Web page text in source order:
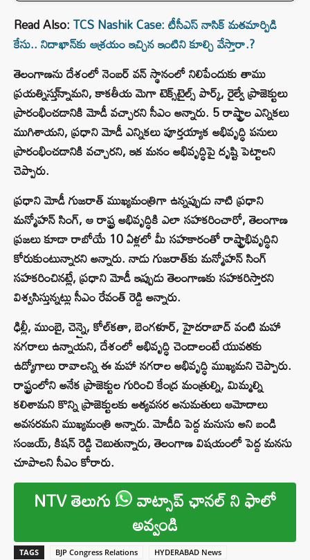
Read Also:TCS Nashik Case: టీసీఎస్ నాసిక్ మతమార్పిడి
కేసు.. నిదాఖాన్‌కు ఆశ్రయం ఇచ్చిన ఇంటిని కూల్చి వేస్తారా.?
తెలంగాణను దేశంలో నెంబర్ వన్ స్థానంలో నిలిపేందుకు తాము
ప్రయత్నిస్తు్న్నామని, కాకతీయ మెగా టెక్స్‌టైల్స్ పార్క్, రైల్వే ప్రాజెక్టులు
ప్రారంభించడానికి మోడీ వచ్చారని సీఎం అన్నారు. 5 రాష్ట్రాల ఎన్నికలు
ముగిశాయని, ప్రధాని మోడీ ఎన్నికలు పూర్తయ్యాక అభివృద్ధి పనులు
ప్రారంభించడానికి వచ్చారని, ఇక మనం అభివృద్ధిపై దృష్టి పెట్టాలని
చెప్పారు.
ప్రధాని మోడీ గుజరాత్ ముఖ్యమంత్రిగా ఉన్నప్పుడు నాటి ప్రధాని
మన్మోహన్ సింగ్, ఆ రాష్ట్ర అభివృద్ధికి ఎలా సహకరించారో, తెలంగాణ
ప్రజలు కూడా రాబోయే 10 ఏళ్లలో మీ సహకారంతో రాష్ట్రాభివృద్ధిని
కోరుకుంటున్నారని అన్నారు. నాడు గుజరాత్‌కు మన్మోహన్ సింగ్
సహకరించినట్లే, ప్రధాని మోడీ ఇప్పుడు తెలంగాణకు సహకరిస్తారని
విశ్వసిస్తున్నట్లు సీఎం రేవంత్ రెడ్డి అన్నారు.
ఢిల్లీ, ముంబై, చెన్నై, కోల్‌కతా, బెంగళూర్, హైదరాబాద్ వంటి మహా
నగరాలు ఉన్నాయని, దేశంలో అభివృద్ధి చెందాలంటే యువతకు
ఉద్యోగాలు రావాలన్ని ఈ మహా నగరాల అభివృద్ధి ముఖ్యమని చెప్పారు.
రాష్ట్రంలోని అనేక ప్రాజెక్టుల గురించి కేంద్ర మంత్రుల్ని, మిమ్మల్ని
కలిశామని కొన్ని ప్రాజెక్టులకు అత్యవసర అనుమతులు ఆమోదాలు
అవసరమని ముఖ్యమంత్రి అన్నారు. మోడీది పెద్ద మనుసు అని బండి
సంజయ్, కిషన్ రెడ్డి చెబుతున్నారు, తెలంగాణ విషయంలో పెద్ద మనసు
చూపాలని సీఎం కోరారు.
NTV తెలుగు వాట్సాప్ ఛానల్ ని ఫాలో
అవ్వండి
TAGS BJP Congress Relations
HYDERABAD News